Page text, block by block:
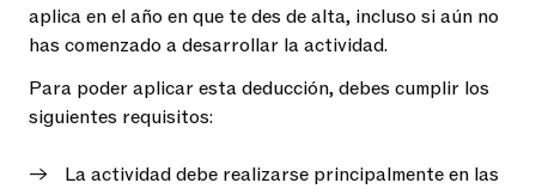
aplica en el año en que te des de alta, incluso si aún no
has comenzado a desarrollar la actividad.
Para poder aplicar esta deducción, debes cumplir los
siguientes requisitos:
La actividad debe realizarse principalmente en las